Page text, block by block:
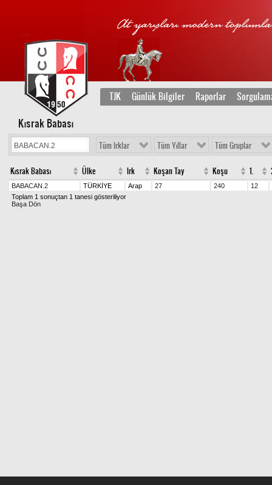
TJK Günlük Bilgiler Raporlar
Kısrak Babası
Tüm Irklar Tüm Yıllar Tüm Gruplar
Kısrak Babası Ülke Irk Koşan Tay Koşu 1.
BABACAN.2 TÜRKİYE Arap 27 240
12
Toplam 1 sonuçtan 1 tanesi gösteriliyor
Başa Dön